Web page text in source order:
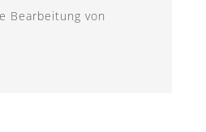
Bearbeitung von